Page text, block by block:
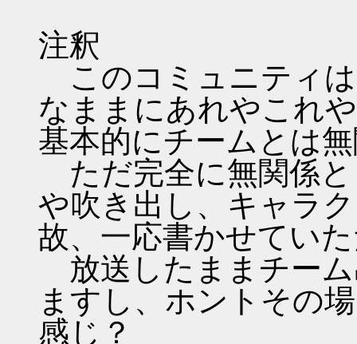
注釈
このコミュニティ
なままにあれやこれ
基本的にチームとは
ただ完全に無関係
や吹き出し、キャラ
故、一応書かせてい
放送したままチー
ますし、ホントその
感じ？